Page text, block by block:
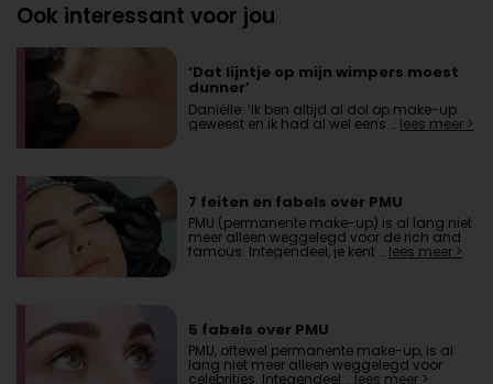
Ook interessant voor jou
‘Dat lijntje op mijn wimpers moest
dunner’
Daniëlle: ‘Ik ben altijd al dol op make-up
geweest en ik had al wel eens … lees meer >
7 feiten en fabels over PMU
PMU (permanente make-up) is al lang niet
meer alleen weggelegd voor de rich and
famous. Integendeel, je kent … lees meer >
5 fabels over PMU
PMU, oftewel permanente make-up, is al
lang niet meer alleen weggelegd voor
celebrities. Integendeel …lees meer >